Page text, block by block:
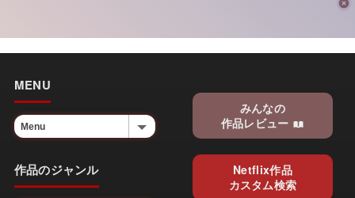
MENU
作品のジャンル
みんなの
作品レビュー
Netflix作品
カスタム検索